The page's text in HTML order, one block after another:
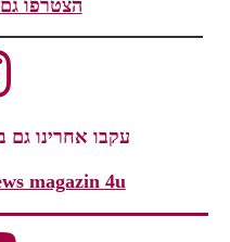
הצטרפו
עקבו אחרינו גם
magazin 4u